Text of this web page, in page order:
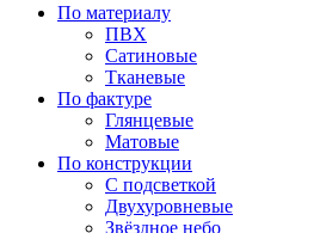
По материалу
ПВХ
Сатиновые
Тканевые
По фактуре
Глянцевые
Матовые
По конструкции
С подсветкой
Двухуровневые
Звёздное небо